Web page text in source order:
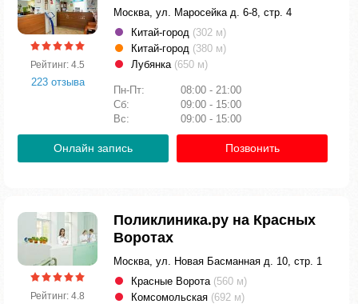
Рейтинг: 4.5
223 отзыва
Москва, ул. Маросейка д. 6-8, стр. 4
Китай-город (302 м)
Китай-город (380 м)
Лубянка (650 м)
Пн-Пт:
08:00 - 21:00
Сб:
09:00 - 15:00
Вс:
09:00 - 15:00
Онлайн запись Позвонить
Рейтинг: 4.8
Поликлиника.ру на Красных
Воротах
Москва, ул. Новая Басманная д. 10, стр. 1
Красные Ворота (560 м)
Комсомольская (692 м)